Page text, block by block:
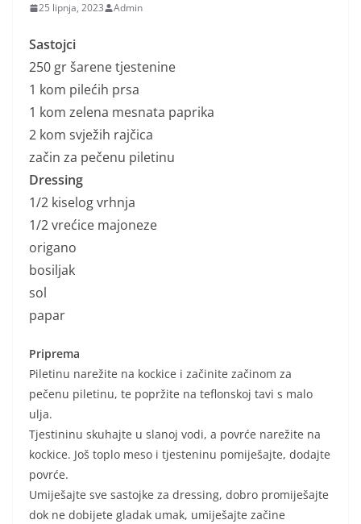
25 lipnja, 2023 Admin
Sastojci
250 gr šarene tjestenine
1 kom pilećih prsa
1 kom zelena mesnata paprika
2 kom svježih rajčica
začin za pečenu piletinu
Dressing
1/2 kiselog vrhnja
1/2 vrećice majoneze
origano
bosiljak
sol
papar
Priprema
Piletinu narežite na kockice i začinite začinom za
pečenu piletinu, te popržite na teflonskoj tavi s malo
ulja.
Tjestininu skuhajte u slanoj vodi, a povrće narežite na
kockice. Još toplo meso i tjesteninu pomiješajte, dodajte
povrće.
Umiješajte sve sastojke za dressing, dobro promiješajte
dok ne dobijete gladak umak, umiješajte začine